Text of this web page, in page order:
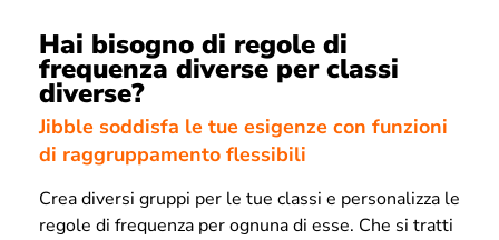
Hai bisogno di regole di
frequenza diverse per classi
diverse?
Jibble soddisfa le tue esigenze con funzioni
di raggruppamento flessibili
Crea diversi gruppi per le tue classi e personalizza le
regole di frequenza per ognuna di esse. Che si tratti